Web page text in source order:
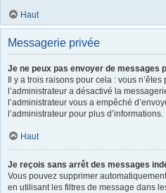
Haut
Messagerie privée
Je ne peux pas envoyer de messages
Il y a trois raisons pour cela : vous
l’administrateur a désactivé la
l’administrateur vous a empêché
l’administrateur pour plus d’informations.
Haut
Je reçois sans arrêt des messages
Vous pouvez supprimer
en utilisant les filtres de message dans